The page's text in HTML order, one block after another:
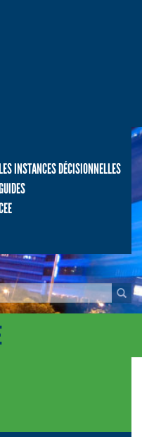
INSTANCES DÉCISIONNELLES